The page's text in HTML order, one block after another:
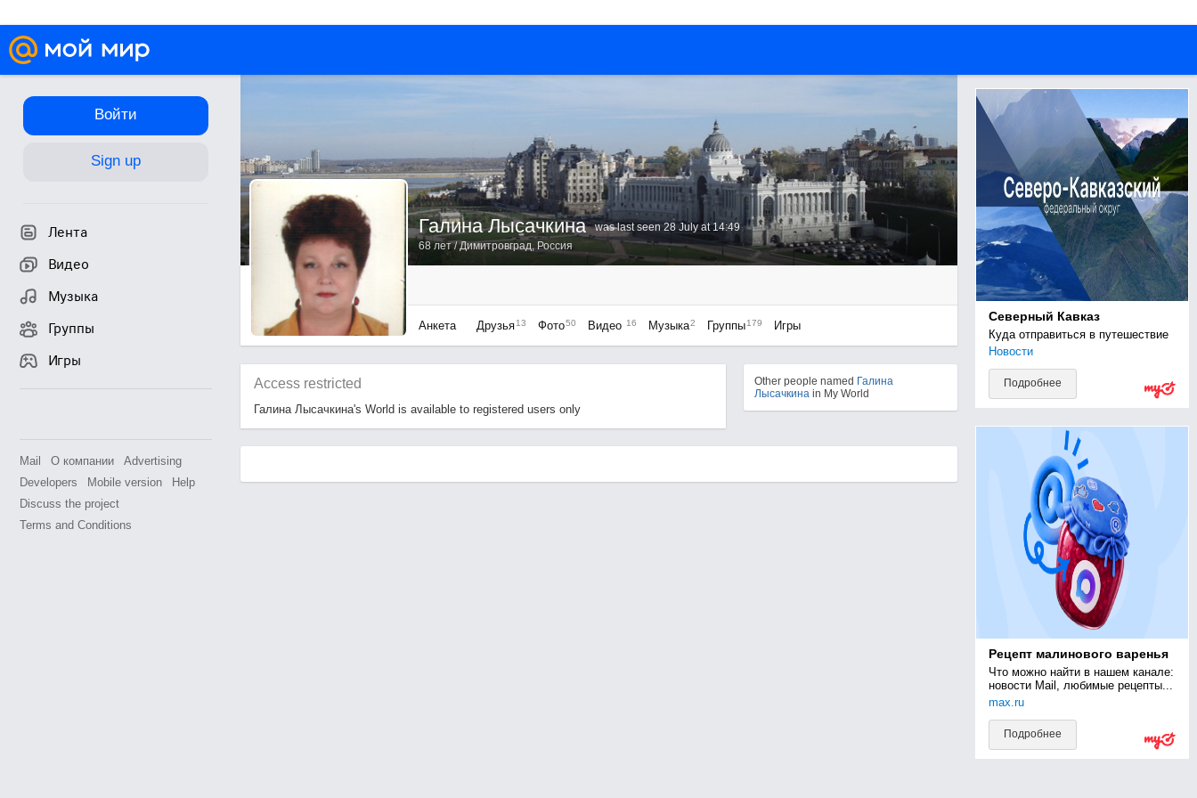
Войти
Sign up
Лента
Видео
Музыка
Группы
Игры
Mail О компании
Advertising
Developers
Mobile version
Help
Discuss the project
Terms and Conditions
Галина Лысачкина
was last seen 28 July at 14:49
68 лет/Димитровград, Россия
Анкета Друзья 13 Фото50 Видео 16 Музыка2 Группы 179 Игры
Access restricted
Галина Лысачкина's World is available to registered users only
Северный Кавказ
Куда отправиться в путешествие
Новости
Подробнее
Рецепт малинового варенья
Что можно найти в нашем канале:
новости Mail, любимые рецепты...
max.ru
Подробнее
Other people named Галина
Лысачкинаin My World